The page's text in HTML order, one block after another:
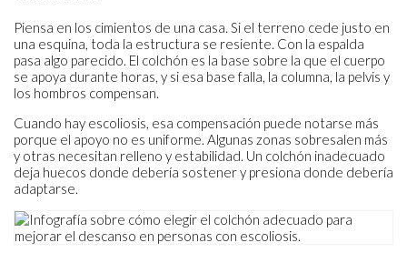
Piensa en los cimientos de una casa. Si el terreno cede justo en
una esquina, toda la estructura se resiente. Con la espalda
pasa algo parecido. El colchón es la base sobre la que el cuerpo
se apoya durante horas, y si esa base falla, la columna, la pelvis y
los hombros compensan.
Cuando hay escoliosis, esa compensación puede notarse más
porque el apoyo no es uniforme. Algunas zonas sobresalen más
y otras necesitan relleno y estabilidad. Un colchón inadecuado
deja huecos donde debería sostener y presiona donde debería
adaptarse.